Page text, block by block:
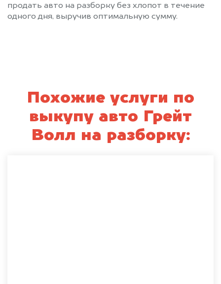
продать авто на разборку без хлопот в течение
одного дня, выручив оптимальную сумму.
Похожие услуги по
выкупу авто Грейт
Волл на разборку: